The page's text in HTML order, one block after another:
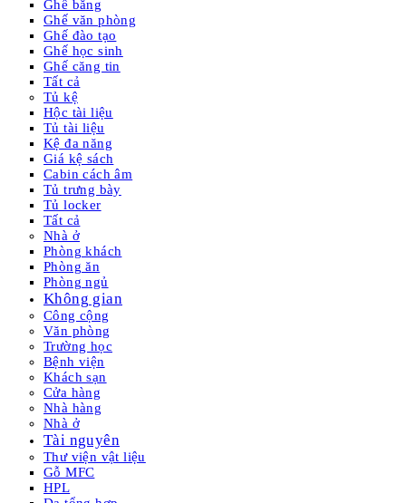
Ghế băng
Ghế văn phòng
Ghế đào tạo
Ghế học sinh
Ghế căng tin
Tất cả
Tủ kệ
Hộc tài liệu
Tủ tài liệu
Kệ đa năng
Giá kệ sách
Cabin cách âm
Tủ trưng bày
Tủ locker
Tất cả
Nhà ở
Phòng khách
Phòng ăn
Phòng ngủ
Không gian
Công cộng
Văn phòng
Trường học
Bệnh viện
Khách sạn
Cửa hàng
Nhà hàng
Nhà ở
Tài nguyên
Thư viện vật liệu
Gỗ MFC
HPL